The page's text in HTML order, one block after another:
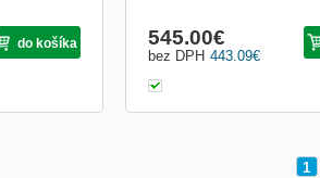
do košíka
443.09€
bez DPH
545.00€
1